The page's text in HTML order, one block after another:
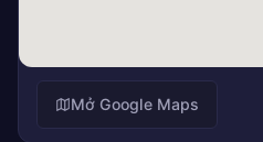
Mở Google Maps